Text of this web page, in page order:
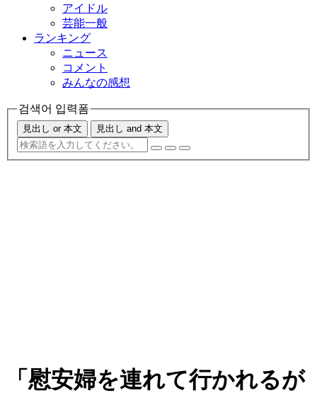
アイドル
芸能一般
ランキング
ニュース
コメント
みんなの感想
검색어 입력폼
見出し or 本文 見出し and 本文
「慰安婦を連れて行かれるが